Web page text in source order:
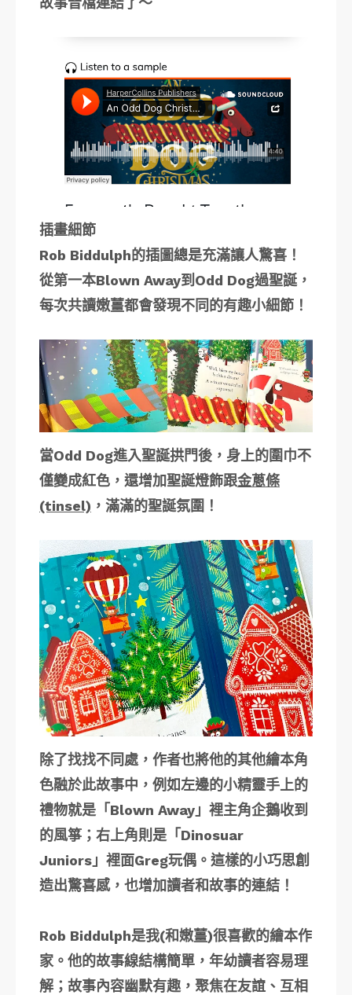
插畫細節
Rob Biddulph的插圖總是充滿讓人驚喜！
從第一本Blown Away到Odd Dog過聖誕，
每次共讀嫩薑都會發現不同的有趣小細節！
當Odd Dog進入聖誕拱門後，身上的圍巾不
僅變成紅色，還增加聖誕燈飾跟金蔥條
(tinsel) ，滿滿的聖誕氛圍！
除了找找不同處，作者也將他的其他繪本角
色融於此故事中，例如左邊的小精靈手上的
禮物就是「Blown Away」裡主角企鵝收到
的風箏；右上角則是「Dinosuar
Juniors」裡面Greg玩偶。這樣的小巧思創
造出驚喜感，也增加讀者和故事的連結！
Rob Biddulph是我(和嫩薑)很喜歡的繪本作
家。他的故事線結構簡單，年幼讀者容易理
解；故事內容幽默有趣，聚焦在友誼、互相